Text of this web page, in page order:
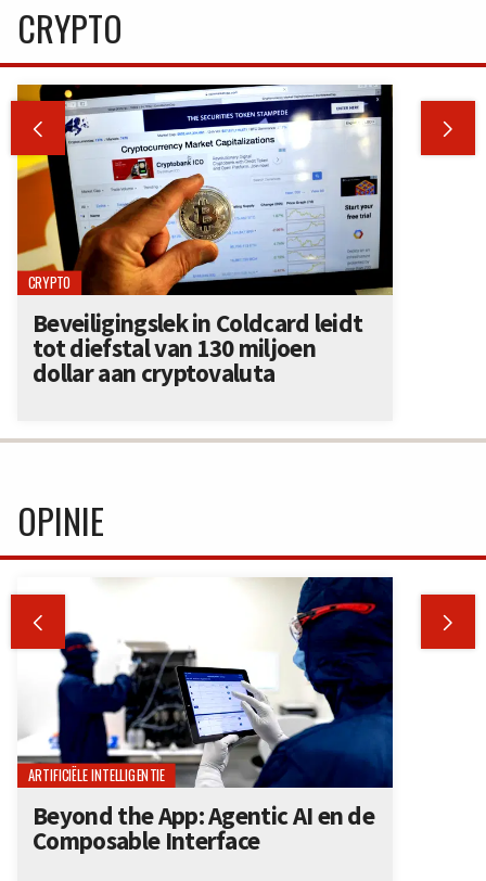
CRYPTO
 
CRYPTO
Beveiligingslek in Coldcard leidt
tot diefstal van 130 miljoen
dollar aan cryptovaluta
OPINIE
 
ARTIFICIËLE INTELLIGENTIE
Beyond the App: Agentic AI en de
Composable Interface